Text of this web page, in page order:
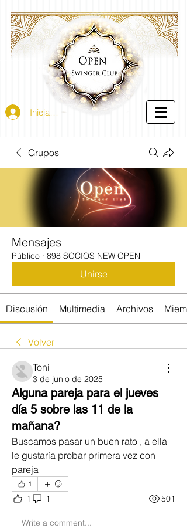
Iniciar sesión
Grupos
Mensajes
Público · 898 SOCIOS NEW OPEN
Unirse
Discusión Multimedia Archivos
Volver
Toni
3 de junio de 2025
Alguna pareja para el jueves
día 5 sobre las 11 de la
mañana?
Buscamos pasar un buen rato , a ella
le gustaría probar primera vez con
pareja
1
1 1 501
Write a comment...